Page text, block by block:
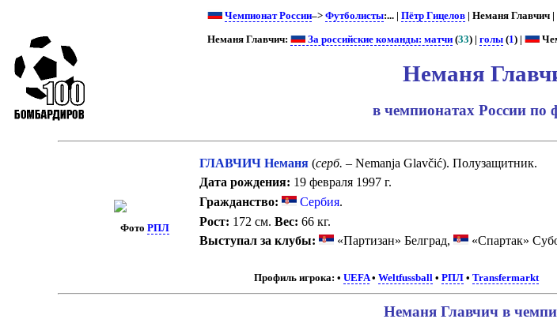
Чемпионат России–> Футболисты:... | Пётр Гицелов| Неманя Главчич |
Неманя Главчич: За российские команды: матчи(33) | голы(1) |
Неманя
в чемпионатах России по
Фото РПЛ
ГЛАВЧИЧ Неманя (серб. – Nemanja Glavčić). Полузащитник.
Дата рождения: 19 февраля 1997 г.
Гражданство:
Сербия.
Рост: 172 см.Вес: 66 кг.
Выступал за клубы:
«Партизан» Белград, «Спартак»
Профиль игрока: • UEFA• Weltfussball• РПЛ• Transfermarkt
Неманя Главчич в